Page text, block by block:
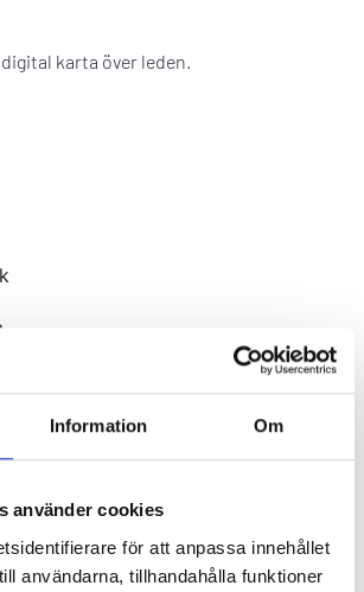
Information Om
använder cookies
för att anpassa innehållet
användarna, tillhandahålla funktioner
karta över leden.
Hemsida
FALLEN